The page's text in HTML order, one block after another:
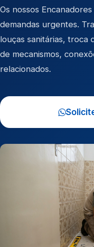
Os nossos
demandas urgentes.
louças sanitárias, troca
de mecanismos,
relacionados.